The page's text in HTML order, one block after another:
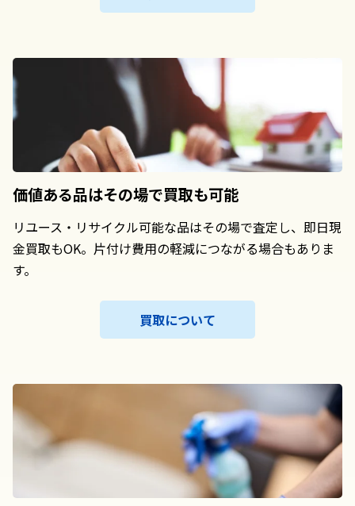
価値ある品はその場で買取も可能
リユース・リサイクル可能な品はその場で査定し、即日現
金買取もOK。片付け費用の軽減につながる場合もありま
す。
買取について